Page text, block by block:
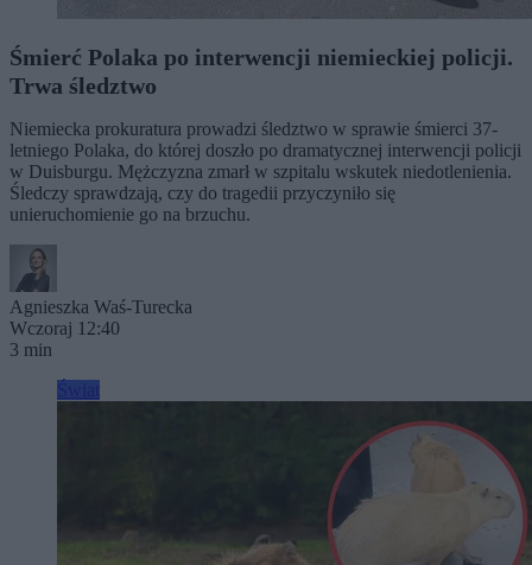
Śmierć Polaka po interwencji niemieckiej policji.
Trwa śledztwo
Niemiecka prokuratura prowadzi śledztwo w sprawie śmierci 37-
letniego Polaka, do której doszło po dramatycznej interwencji policji
w Duisburgu. Mężczyzna zmarł w szpitalu wskutek niedotlenienia.
Śledczy sprawdzają, czy do tragedii przyczyniło się
unieruchomienie go na brzuchu.
Agnieszka Waś-Turecka
Wczoraj 12:40
3 min